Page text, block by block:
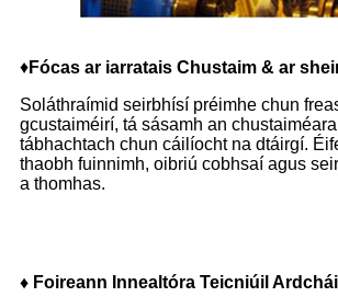
♦Fócas ar iarratais Chustaim & ar
Soláthraímid seirbhísí préimhe chun
gcustaiméirí, tá sásamh an
tábhachtach chun cáilíocht na dtáirgí.
thaobh fuinnimh, oibriú cobhsaí agus
a thomhas.
♦ Foireann Innealtóra Teicniúil